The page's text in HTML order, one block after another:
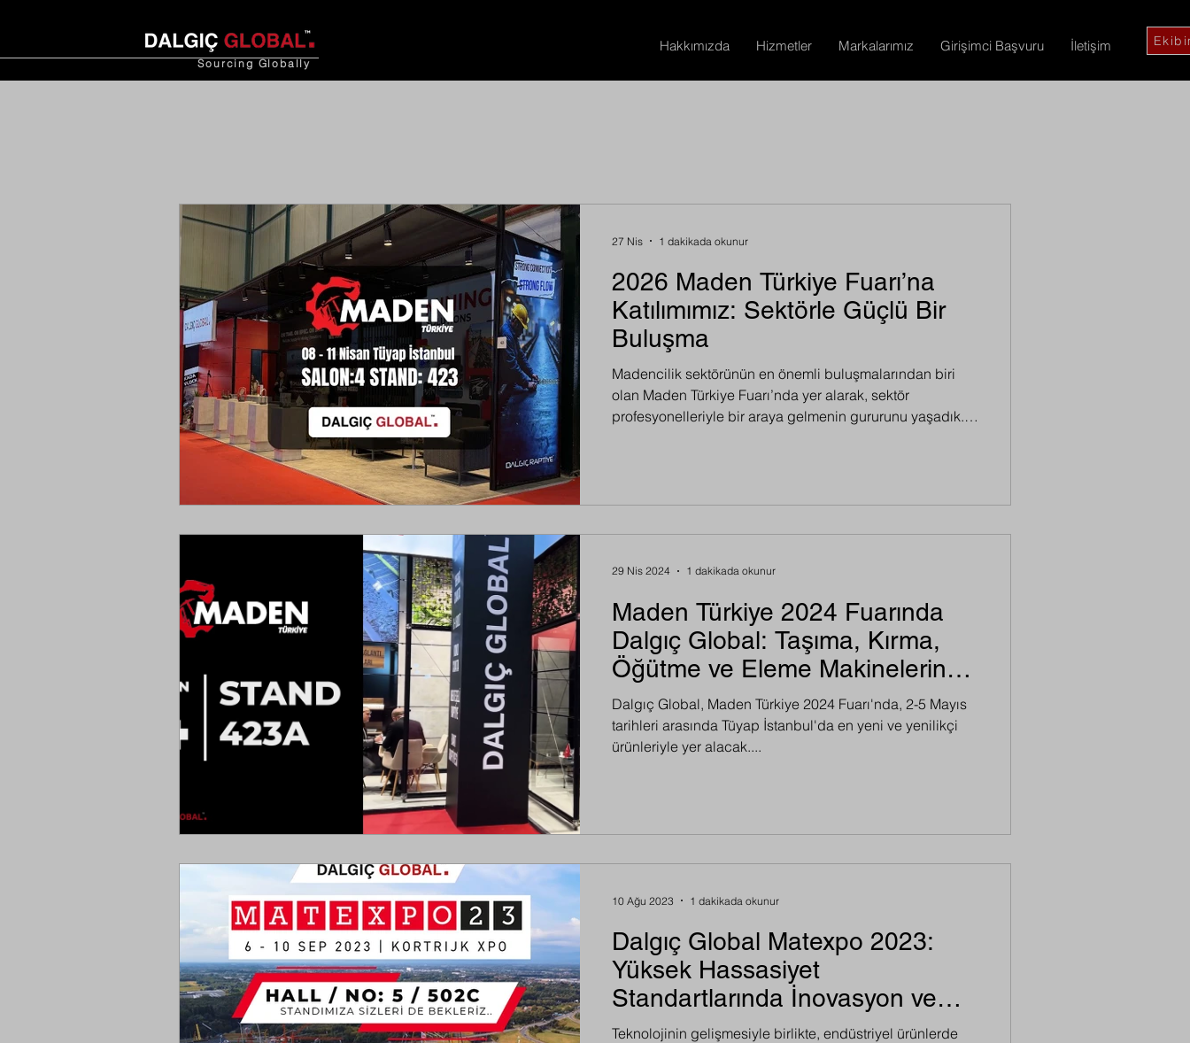
Sourcing Globally
Hakkımızda Hizmetler Markalarımız Girişimci Başvuru İletişim
2026 Maden Türkiye Fuarı’na
Katılımımız: Sektörle Güçlü Bir
Buluşma
Madencilik sektörünün en önemli buluşmalarından biri
olan Maden Türkiye Fuarı’nda yer alarak, sektör
profesyonelleriyle bir araya gelmenin gururunu yaşadık.
sundu. Fuar süresince standımızda sergilediğimiz ürünler,
27 Nis 1 dakikada okunur
Maden Türkiye 2024 Fuarında
Dalgıç Global: Taşıma, Kırma,
Öğütme ve Eleme Makinelerinde
Yenilikçi Çözümler
Dalgıç Global, Maden Türkiye 2024 Fuarı'nda, 2-5 Mayıs
tarihleri arasında Tüyap İstanbul'da en yeni ve yenilikçi
ürünleriyle yer alacak....
29 Nis 2024 1 dakikada okunur
Dalgıç Global Matexpo 2023:
Yüksek Hassasiyet
Standartlarında İnovasyon ve
Kalite
Teknolojinin gelişmesiyle birlikte, endüstriyel ürünlerde
10 Ağu 2023 1 dakikada okunur